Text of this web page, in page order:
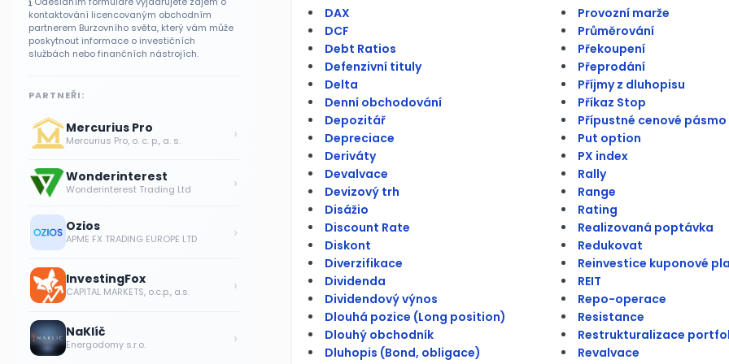
kontaktování licencovaným obchodním
partnerem Burzovního světa, který vám může
poskytnout informace o investičních
službách nebo finančních nástrojích.
PARTNEŘI:
Mercurius Pro
Mercurius Pro, o. c. p., a. s. ›
Wonderinterest
Wonderinterest Trading Ltd ›
Ozios
APME FX TRADING EUROPE LTD ›
InvestingFox
CAPITAL MARKETS, o.c.p., a.s. ›
NaKlíč
Energodomy s.r.o. ›
DAX
DCF
Debt Ratios
Defenzivní tituly
Delta
Denní obchodování
Depozitář
Depreciace
Deriváty
Devalvace
Devizový trh
Disážio
Discount Rate
Diskont
Diverzifikace
Dividenda
Dividendový výnos
Dlouhá pozice (Long position)
Dlouhý obchodník
Dluhopis (Bond, obligace)
Provozní marže
Průměrování
Překoupení
Přeprodání
Příjmy z dluhopisu
Příkaz Stop
Přípustné cenové pásmo
Put option
PX index
Rally
Range
Rating
Realizovaná poptávka
Redukovat
Reinvestice kuponové
REIT
Repo-operace
Resistance
Restrukturalizace
Revalvace